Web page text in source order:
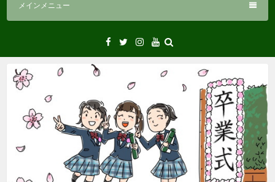
メインメニュー
Facebook
TwitterInstagram
YouTube